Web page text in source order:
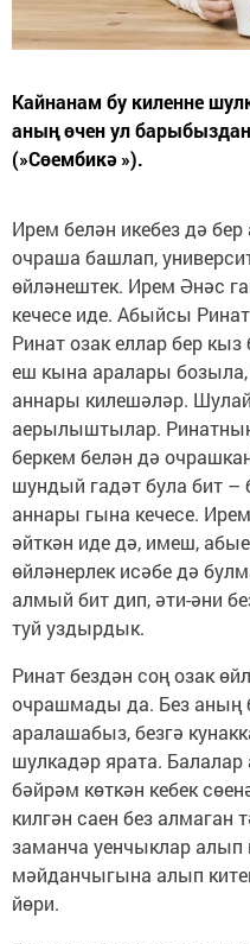
Кайнанам бу киленне
аның өчен ул
(»Сөембикә »).
Ирем белән икебез дә
очраша башлап,
өйләнештек. Ирем Әнәс
кечесе иде. Абыйсы
Ринат озак еллар бер
еш кына аралары бозыла,
аннары килешәләр.
аерылыштылар.
беркем белән дә
шундый гадәт була бит
аннары гына кечесе.
әйткән иде дә, имеш,
өйләнерлек исәбе дә
алмый бит дип, әти-әни
туй уздырдык.
Ринат бездән соң озак
очрашмады да. Без аның
аралашабыз, безгә
шулкадәр ярата. Балалар
бәйрәм көткән кебек
килгән саен без алмаган
заманча уенчыклар алып
мәйданчыгына алып
йөри.